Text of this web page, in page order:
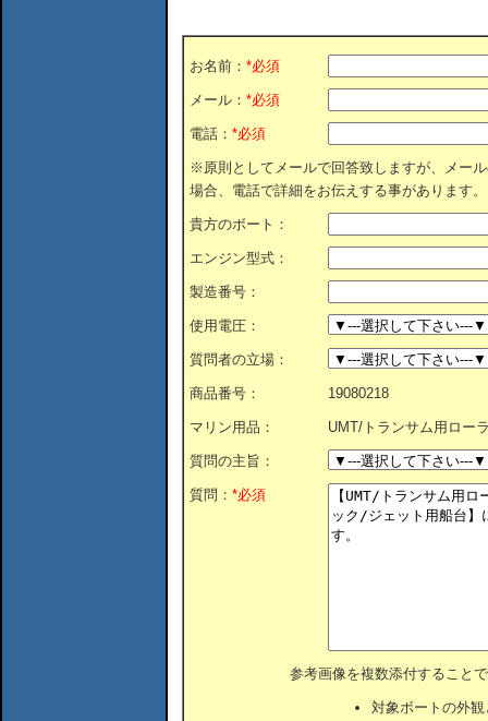
お名前： *必須
メール： *必須
電話： *必須
※原則としてメールで回答致しますが、メー
場合、電話で詳細をお伝えする事があります。
貴方のボート：
エンジン型式：
製造番号：
使用電圧：
質問者の立場：
商品番号： 19080218
マリン用品： UMT/トランサム用ロー
質問の主旨：
質問： *必須
参考画像を複数添付すること
対象ボートの外